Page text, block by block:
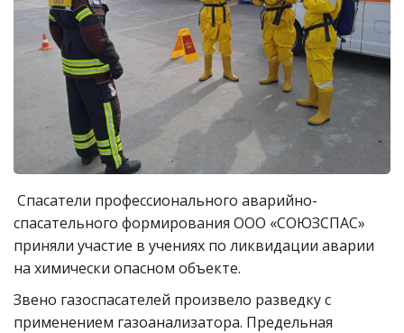
Спасатели профессионального аварийно-
спасательного формирования ООО «СОЮЗСПАС»
приняли участие в учениях по ликвидации аварии
на химически опасном объекте.
Звено газоспасателей произвело разведку с
применением газоанализатора. Предельная